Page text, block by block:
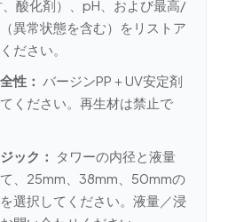
、酸化剤）、pH、および最高/
異常状態を含む）をリストア
ださい。
性： バージンPP＋UV安定剤
ください。再生材は禁止で
ック： タワーの内径と液量
、25mm、38mm、50mmの
選択してください。液量／浸